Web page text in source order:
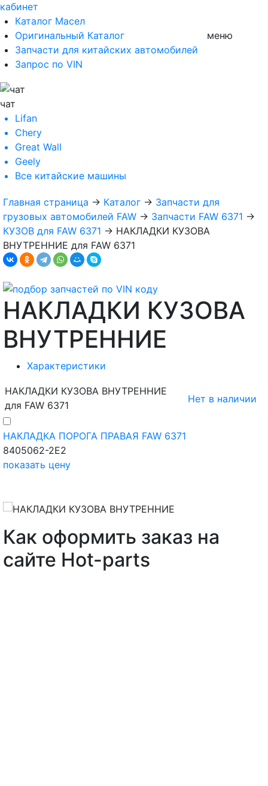
кабинет
Каталог Масел
Оригинальный Каталог
Запчасти для китайских автомобилей
Запрос по VIN
меню
чат
Lifan
Chery
Great Wall
Geely
Все китайские машины
Главная страница → Каталог → Запчасти для
грузовых автомобилей FAW → Запчасти FAW 6371 →
КУЗОВ для FAW 6371 → НАКЛАДКИ КУЗОВА
ВНУТРЕННИЕ для FAW 6371
НАКЛАДКИ КУЗОВА
ВНУТРЕННИЕ
Характеристики
НАКЛАДКИ КУЗОВА ВНУТРЕННИЕ
для FAW 6371
Нет в наличии
НАКЛАДКА ПОРОГА ПРАВАЯ FAW 6371
8405062-2E2
показать цену
Как оформить заказ на
сайте Hot-parts